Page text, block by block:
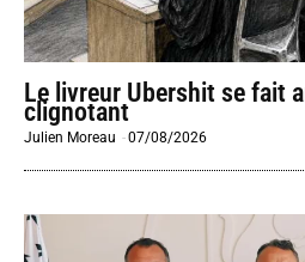
Le livreur Ubershit se fait
clignotant
Julien Moreau -07/08/2026